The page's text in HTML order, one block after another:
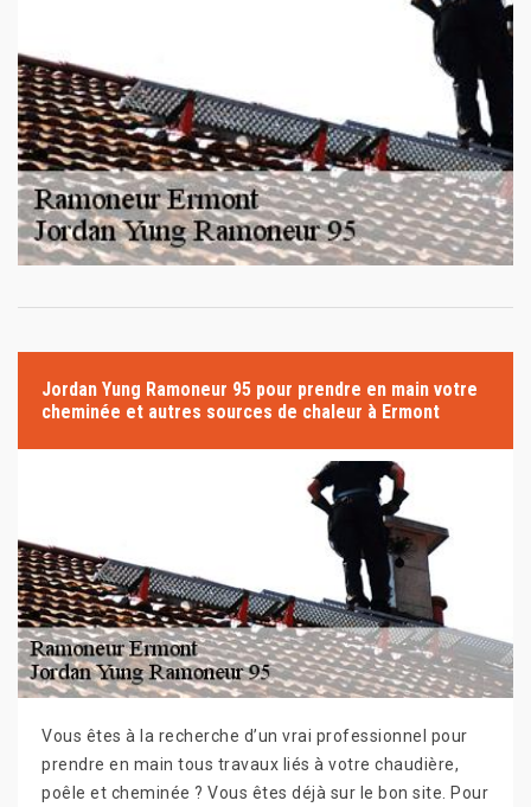
Jordan Yung Ramoneur 95 pour prendre en main votre
cheminée et autres sources de chaleur à Ermont
Vous êtes à la recherche d’un vrai professionnel pour
prendre en main tous travaux liés à votre chaudière,
poêle et cheminée ? Vous êtes déjà sur le bon site. Pour